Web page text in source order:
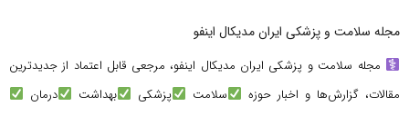
مجله سلامت و پزشکی ایران مدیکال اینفو
مجله سلامت و پزشکی ایران مدیکال اینفو، مرجعی قابل اعتماد از جدیدترین
مقالات، گزارش‌ها و اخبار حوزه
سلامت پزشکی بهداشت
درمان